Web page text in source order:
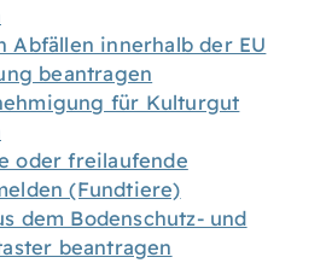
Abfällen innerhalb der EU
beantragen
für Kulturgut
oder freilaufende
(Fundtiere)
dem Bodenschutz- und
beantragen